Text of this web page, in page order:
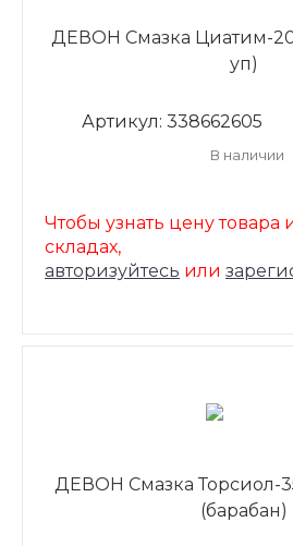
ДЕВОН Смазка Циатим-
уп)
Артикул: 338662605
В наличии
Чтобы узнать цену товара
складах,
авторизуйтесь или
ДЕВОН Смазка Торсиол-
(барабан)